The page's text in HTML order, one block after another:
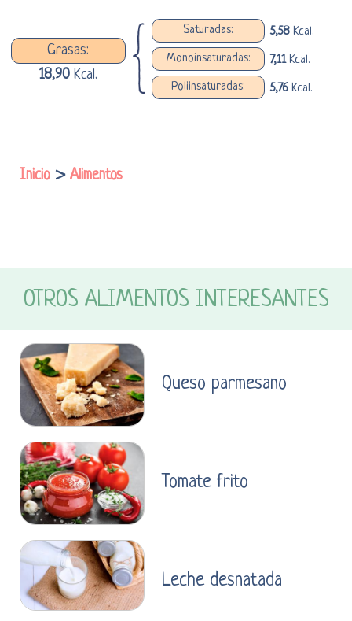
Grasas:
18,90Kcal.
Saturadas: 5,58Kcal.
Monoinsaturadas:
7,11Kcal.
Poliinsaturadas:
5,76Kcal.
Inicio > Alimentos
OTROS ALIMENTOS INTERESANTES
Queso parmesano
Tomate frito
Leche desnatada